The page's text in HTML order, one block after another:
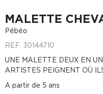
MALETTE
Pébéo
REF. 30144710
UNE MALETTE DEUX EN
ARTISTES PEIGNENT OÙ
A partir de 5 ans